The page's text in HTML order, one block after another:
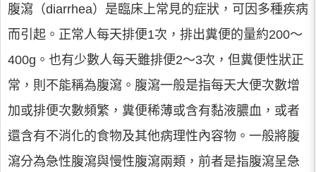
腹瀉（diarrhea）是臨床上常見的症狀，可因多種疾病
而引起。正常人每天排便1次，排出糞便的量約200～
400g。也有少數人每天雖排便2～3次，但糞便性狀正
常，則不能稱為腹瀉。腹瀉一般是指每天大便次數增
加或排便次數頻繁，糞便稀薄或含有黏液膿血，或者
還含有不消化的食物及其他病理性內容物。一般將腹
瀉分為急性腹瀉與慢性腹瀉兩類，前者是指腹瀉呈急